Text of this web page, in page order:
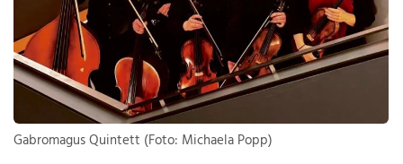
Gabromagus Quintett (Foto: Michaela Popp)